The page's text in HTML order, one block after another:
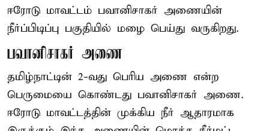
ஈரோடு மாவட்டம் பவானிசாகர் அணையின்
நீர்ப்பிடிப்பு பகுதியில் மழை பெய்து வருகிறது.
பவானிசாகர் அணை
தமிழ்நாட்டின் 2-வது பெரிய அணை என்ற
பெருமையை கொண்டது பவானிசாகர் அணை.
ஈரோடு மாவட்டத்தின் முக்கிய நீர் ஆதாரமாக